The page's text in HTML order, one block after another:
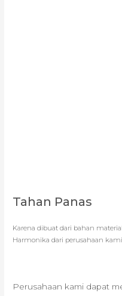
Tahan Panas
Karena dibuat dari bahan
Harmonika dari perusahaan
Perusahaan kami dapat